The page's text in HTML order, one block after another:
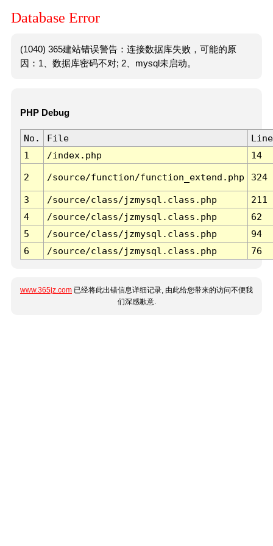
Database Error
(1040) 365建站错误警告：连接数据库失败，可能的原
因：1、数据库密码不对; 2、mysql未启动。
PHP Debug
No. File
Line
1
/index.php 14
2 /source/function/function_extend.php 324
3 /source/class/jzmysql.class.php
211
4
/source/class/jzmysql.class.php
62
5
/source/class/jzmysql.class.php
94
6
/source/class/jzmysql.class.php 76
www.365jz.com 已经将此出错信息详细记录, 由此给您带来的访问不便我
们深感歉意.